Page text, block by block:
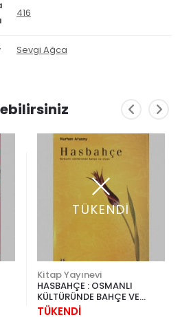
416
Sevgi Ağca
TÜKENDİ
Kitap Yayınevi
HASBAHÇE : OSMANLI
KÜLTÜRÜNDE BAHÇE VE
ÇİÇEK
TÜKENDİ